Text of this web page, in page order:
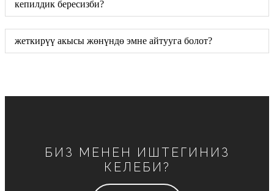
кепилдик бересизби?
жеткирүү акысы жөнүндө эмне айтууга болот?
БИЗ МЕНЕН ИШТЕГИНИЗ
КЕЛЕБИ?